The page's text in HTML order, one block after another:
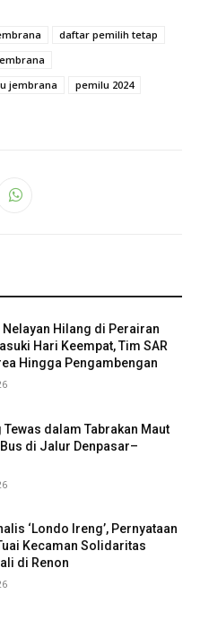
daftar pemilih tetap
jembrana
pemilu 2024
Nelayan Hilang di Perairan
Hari Keempat, Tim SAR
Hingga Pengambengan
Tewas dalam Tabrakan Maut
di Jalur Denpasar–
‘Londo Ireng’, Pernyataan
Kecaman Solidaritas
di Renon